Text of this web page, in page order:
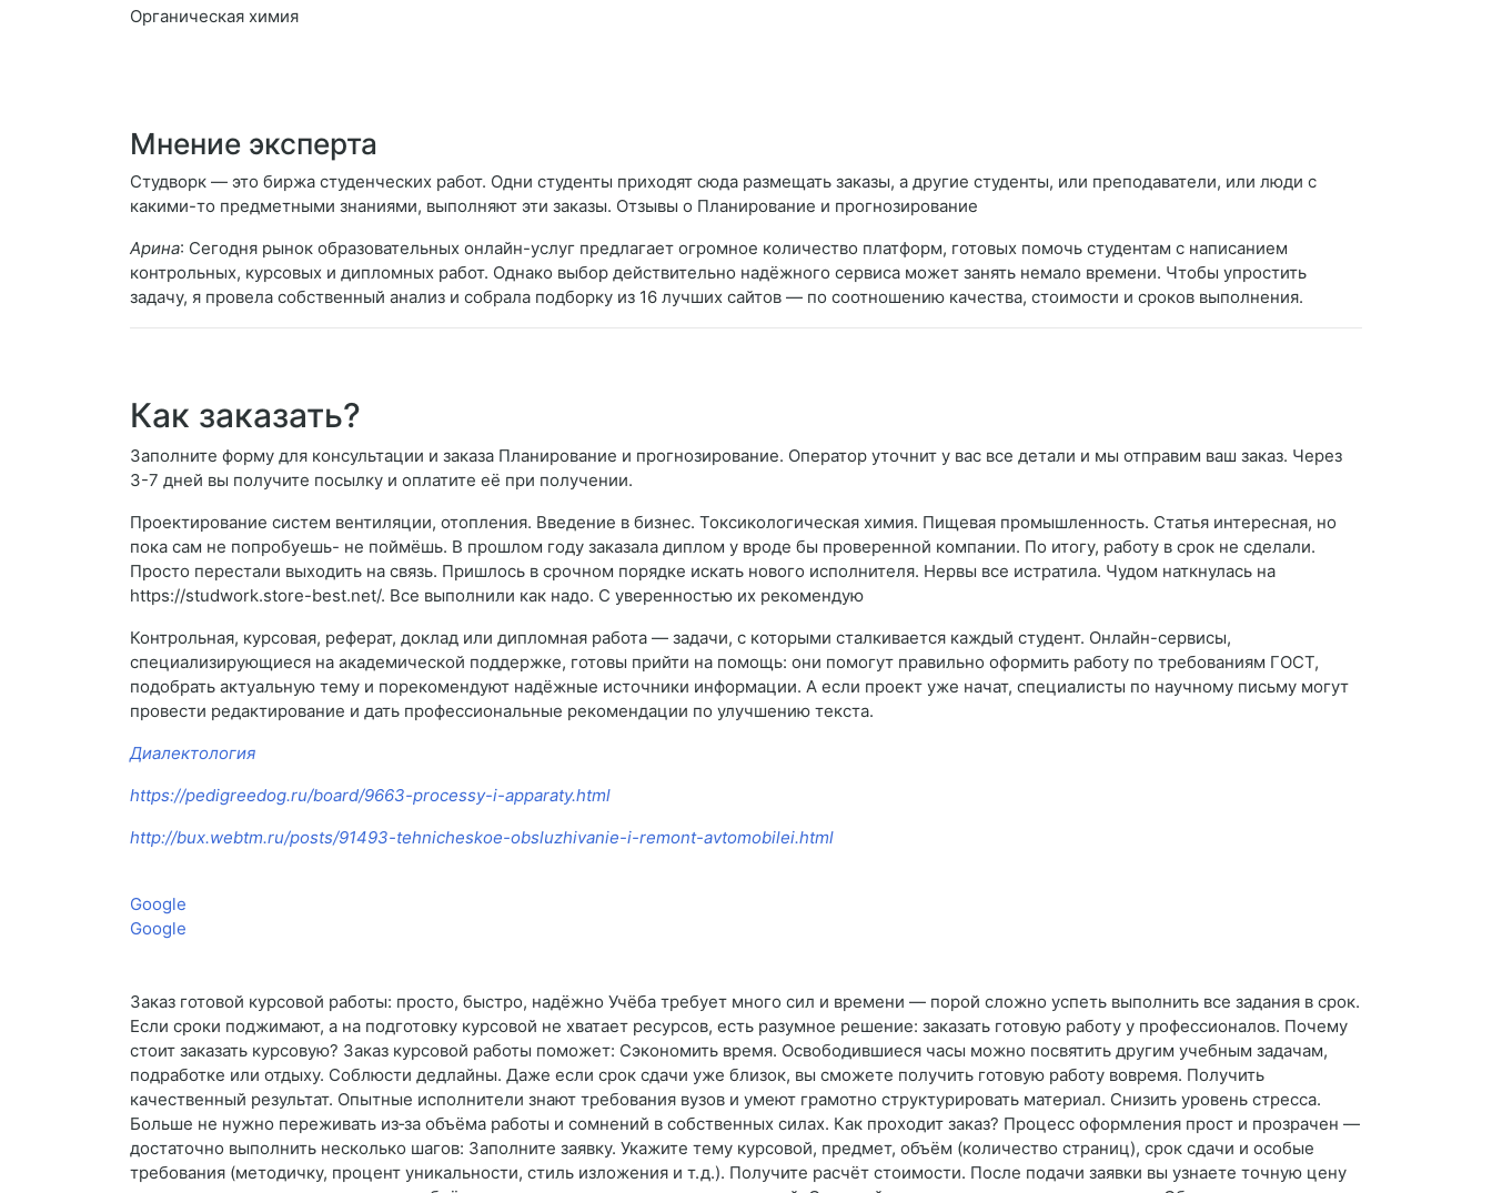
Органическая химия
Мнение эксперта
Студворк — это биржа студенческих работ. Одни студенты приходят сюда размещать заказы, а другие студенты, или преподаватели, или люди с
какими-то предметными знаниями, выполняют эти заказы. Отзывы о Планирование и прогнозирование
Арина: Сегодня рынок образовательных онлайн-услуг предлагает огромное количество платформ, готовых помочь студентам с написанием
контрольных, курсовых и дипломных работ. Однако выбор действительно надёжного сервиса может занять немало времени. Чтобы упростить
задачу, я провела собственный анализ и собрала подборку из 16 лучших сайтов — по соотношению качества, стоимости и сроков выполнения.
Как заказать?
Заполните форму для консультации и заказа Планирование и прогнозирование. Оператор уточнит у вас все детали и мы отправим ваш заказ. Через
3-7 дней вы получите посылку и оплатите её при получении.
Проектирование систем вентиляции, отопления. Введение в бизнес. Токсикологическая химия. Пищевая промышленность. Статья интересная, но
пока сам не попробуешь- не поймёшь. В прошлом году заказала диплом у вроде бы проверенной компании. По итогу, работу в срок не сделали.
Просто перестали выходить на связь. Пришлось в срочном порядке искать нового исполнителя. Нервы все истратила. Чудом наткнулась на
https://studwork.store-best.net/. Все выполнили как надо. С уверенностью их рекомендую
Контрольная, курсовая, реферат, доклад или дипломная работа — задачи, с которыми сталкивается каждый студент. Онлайн-сервисы,
специализирующиеся на академической поддержке, готовы прийти на помощь: они помогут правильно оформить работу по требованиям ГОСТ,
подобрать актуальную тему и порекомендуют надёжные источники информации. А если проект уже начат, специалисты по научному письму могут
провести редактирование и дать профессиональные рекомендации по улучшению текста.
Диалектология
https://pedigreedog.ru/board/9663-processy-i-apparaty.html
http://bux.webtm.ru/posts/91493-tehnicheskoe-obsluzhivanie-i-remont-avtomobilei.html
Google
Google
Заказ готовой курсовой работы: просто, быстро, надёжно Учёба требует много сил и времени — порой сложно успеть выполнить все задания в срок.
Если сроки поджимают, а на подготовку курсовой не хватает ресурсов, есть разумное решение: заказать готовую работу у профессионалов. Почему
стоит заказать курсовую? Заказ курсовой работы поможет: Сэкономить время. Освободившиеся часы можно посвятить другим учебным задачам,
подработке или отдыху. Соблюсти дедлайны. Даже если срок сдачи уже близок, вы сможете получить готовую работу вовремя. Получить
качественный результат. Опытные исполнители знают требования вузов и умеют грамотно структурировать материал. Снизить уровень стресса.
Больше не нужно переживать из‑за объёма работы и сомнений в собственных силах. Как проходит заказ? Процесс оформления прост и прозрачен —
достаточно выполнить несколько шагов: Заполните заявку. Укажите тему курсовой, предмет, объём (количество страниц), срок сдачи и особые
требования (методичку, процент уникальности, стиль изложения и т. д.). Получите расчёт стоимости. После подачи заявки вы узнаете точную цену